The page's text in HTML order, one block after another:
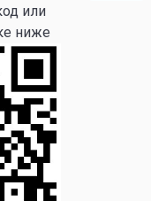
или
ниже